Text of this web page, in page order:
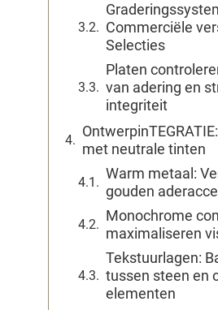
Commerciële
Selecties
Platen
van adering en
integriteit
met neutrale tinten
Warm metaal:
gouden
Monochrome
maximaliseren
Tekstuurlagen:
tussen steen en
elementen